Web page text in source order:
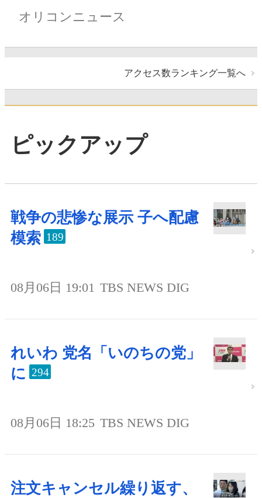
オリコンニュース
アクセス数ランキング一覧へ
ピックアップ
戦争の悲惨な展示 子へ配慮
模索 189
08月06日 19:01 TBS NEWS DIG
れいわ 党名「いのちの党」
に 294
08月06日 18:25 TBS NEWS DIG
注文キャンセル繰り返す、